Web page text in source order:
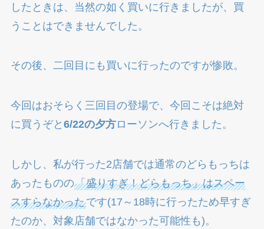
したときは、当然の如く買いに行きましたが、買
うことはできませんでした。
その後、二回目にも買いに行ったのですが惨敗。
今回はおそらく三回目の登場で、今回こそは絶対
に買うぞと 6/22の夕方ローソンへ行きました。
しかし、私が行った2店舗では通常のどらもっちは
あったものの「盛りすぎ！どらもっち」はスペー
スすらなかったです(17～18時に行ったため早すぎ
たのか、対象店舗ではなかった可能性も)。